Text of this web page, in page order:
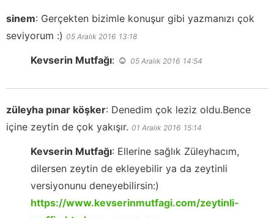
sinem: Gerçekten bizimle konuşur gibi yazmanızı çok
seviyorum :) 05 Aralık 2016 13:18
Kevserin Mutfağı: ☺️ 05 Aralık 2016 14:54
züleyha pınar köşker: Denedim çok leziz oldu.Bence
içine zeytin de çok yakışır. 01 Aralık 2016 15:14
Kevserin Mutfağı: Ellerine sağlık Züleyhacım,
dilersen zeytin de ekleyebilir ya da zeytinli
versiyonunu deneyebilirsin:)
https://www.kevserinmutfagi.com/zeytinli-